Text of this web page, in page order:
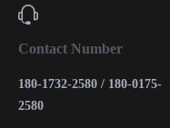
Contact Number
180-1732-2580 / 180-0175-
2580